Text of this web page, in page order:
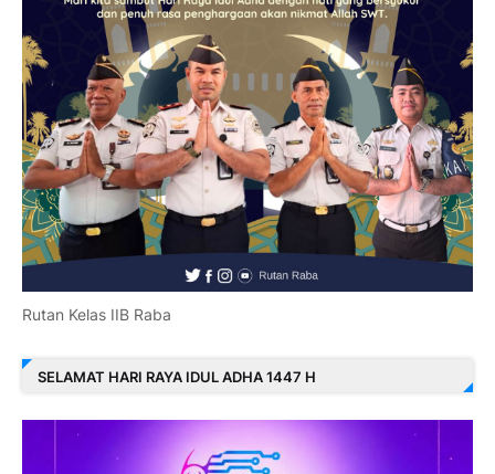
Rutan Kelas IIB Raba
SELAMAT HARI RAYA IDUL ADHA 1447 H